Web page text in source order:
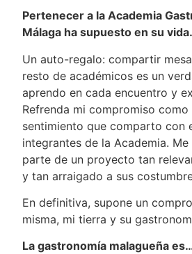
Pertenecer a la Academia
Málaga ha supuesto en su
Un auto-regalo: compartir
resto de académicos es un
aprendo en cada encuentro y
Refrenda mi compromiso como
sentimiento que comparto con
integrantes de la Academia.
parte de un proyecto tan
y tan arraigado a sus
En definitiva, supone un
misma, mi tierra y su
La gastronomía malagueña